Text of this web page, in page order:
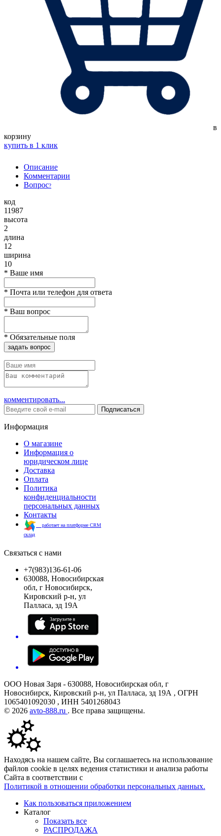
в
корзину
купить в 1 клик
Описание
Комментарии
Вопрос?
код
11987
высота
2
длина
12
ширина
10
* Ваше имя
* Почта или телефон для ответа
* Ваш вопрос
* Обязательные поля
задать вопрос
комментировать...
Подписаться
Информация
О магазине
Информация о
юридическом лице
Доставка
Оплата
Политика
конфиденциальности
персональных данных
Контакты
работает на платформе CRM
склад
Связаться с нами
+7(983)136-61-06
630088, Новосибирская
обл, г Новосибирск,
Кировский р-н, ул
Палласа, зд 19А
ООО Новая Заря - 630088, Новосибирская обл, г
Новосибирск, Кировский р-н, ул Палласа, зд 19А , ОГРН
1065401092030 , ИНН 5401268043
© 2026 avto-888.ru . Все права защищены.
Находясь на нашем сайте, Вы соглашаетесь на использование
файлов cookie в целях ведения статистики и анализа работы
Сайта в соответствии с
Политикой в отношении обработки персональных данных.
Как пользоваться приложением
Каталог
Показать все
РАСПРОДАЖА